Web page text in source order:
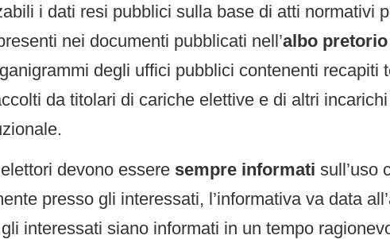
i dati resi pubblici sulla base di atti normativi
nei documenti pubblicati nell’albo
degli uffici pubblici contenenti
da titolari di cariche elettive e di altri
devono essere sempre informati sull’uso
presso gli interessati, l’informativa va data
interessati siano informati in un tempo